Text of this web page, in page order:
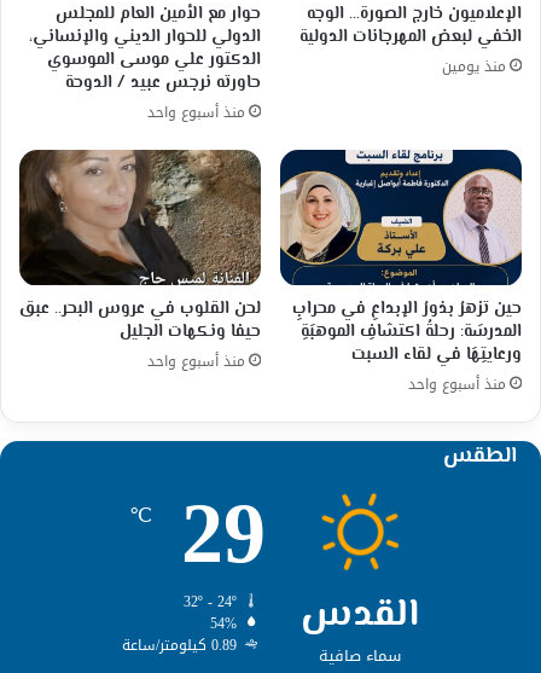
الإعلاميون خارج الصورة… الوجه
الخفي لبعض المهرجانات الدولية
منذ يومين
حوار مع الأمين العام للمجلس
الدولي للحوار الديني والإنساني،
الدكتور علي موسى الموسوي
حاورته نرجس عبيد / الدوحة
منذ أسبوع واحد
حين تزهرُ بذورُ الإبداعِ في محرابِ
المدرسَة: رحلةُ اكتشافِ الموهبَةِ
ورعايتِهَا في لقاء السبت
منذ أسبوع واحد
لحن القلوب في عروس البحر.. عبق
حيفا ونكهات الجليل
منذ أسبوع واحد
الطقس
القدس
سماء صافية
29
℃
54%
0.89 كيلومتر/ساعة